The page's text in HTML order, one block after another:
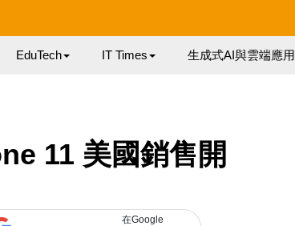
EduTech IT Times 生成式AI與雲端應用
11 美國銷售開
在Google